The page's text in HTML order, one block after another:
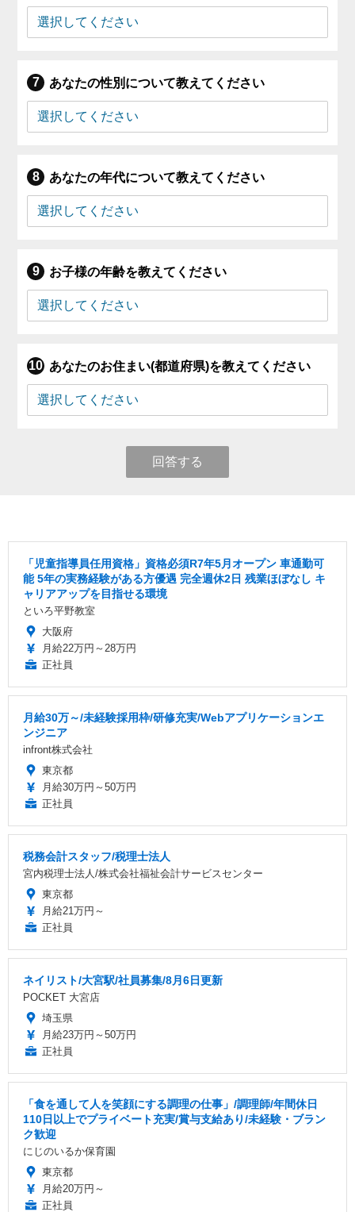
あなたの性別について教えてください
あなたの年代について教えてください
お子様の年齢を教えてください
あなたのお住まい(都道府県)を教えてください
回答する
「児童指導員任用資格」資格必須R7年5月オープン 車通勤可
能 5年の実務経験がある方優遇 完全週休2日 残業ほぼなし キ
ャリアアップを目指せる環境
といろ平野教室
大阪府
月給22万円～28万円
正社員
月給30万～/未経験採用枠/研修充実/Webアプリケーションエ
ンジニア
infront株式会社
東京都
月給30万円～50万円
正社員
税務会計スタッフ/税理士法人
宮内税理士法人/株式会社福祉会計サービスセンター
東京都
月給21万円～
正社員
ネイリスト/大宮駅/社員募集/8月6日更新
POCKET 大宮店
埼玉県
月給23万円～50万円
正社員
「食を通して人を笑顔にする調理の仕事」/調理師/年間休日
110日以上でプライベート充実/賞与支給あり/未経験・ブラン
ク歓迎
にじのいるか保育園
東京都
月給20万円～
正社員